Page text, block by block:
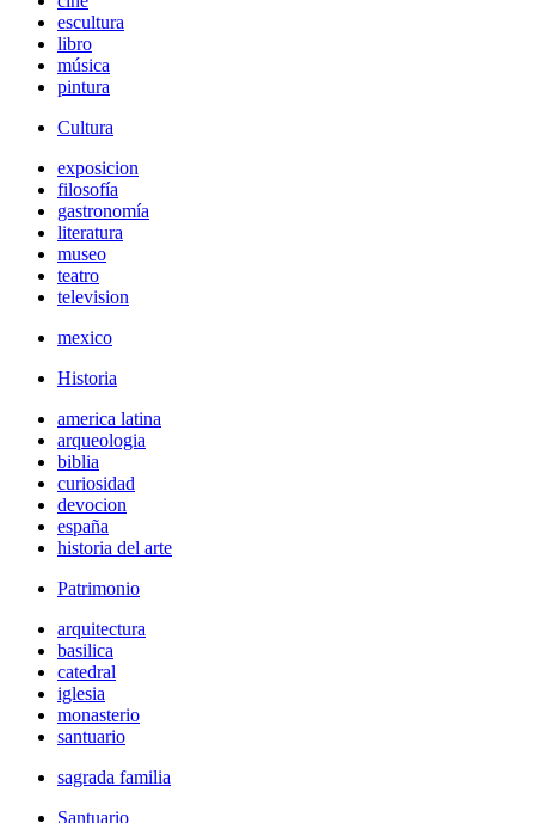
escultura
libro
música
pintura
Cultura
exposicion
filosofía
gastronomía
literatura
museo
teatro
television
mexico
Historia
america latina
arqueologia
biblia
curiosidad
devocion
españa
historia del arte
Patrimonio
arquitectura
basilica
catedral
iglesia
monasterio
santuario
sagrada familia
Santuario